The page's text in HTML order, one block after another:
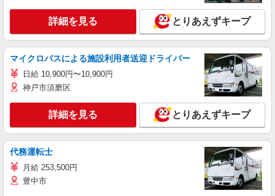
詳細を見る とりあえずキープ
マイクロバスによる施設利用者送迎ドライバー
日給 10,900円〜10,900円
神戸市須磨区
詳細を見る とりあえずキープ
代務運転士
月給 253,500円
豊中市